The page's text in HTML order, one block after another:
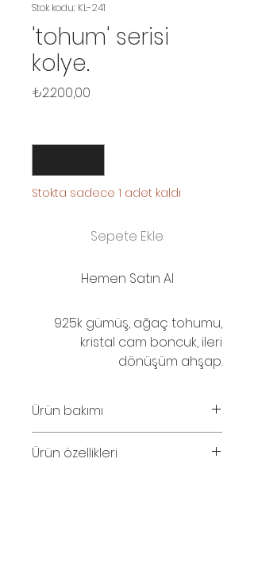
Stok kodu: KL-241
'tohum' serisi
kolye.
₺2.200,00
Stokta sadece 1 adet kaldı
Sepete Ekle
Hemen Satın Al
925k gümüş, ağaç tohumu,
kristal cam boncuk, ileri
dönüşüm ahşap.
Ürün bakımı
kaçınınız.
Ürün özellikleri